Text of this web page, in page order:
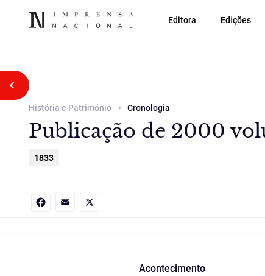
Editora Edições
Voltar atrás
História e Património Cronologia
Publicação de 2000
1833
Acontecimento